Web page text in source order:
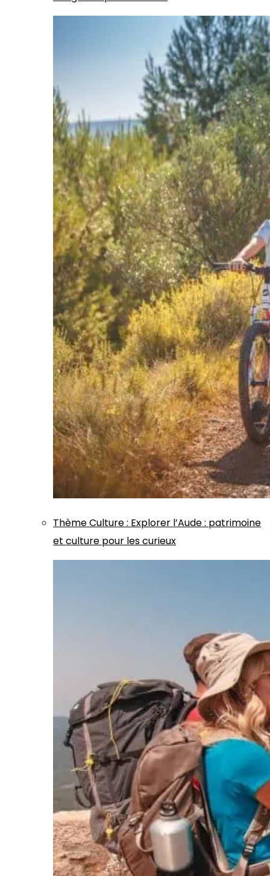
ThèmeCulture: Explorer l’Aude : patrimoine
et culture pour les curieux